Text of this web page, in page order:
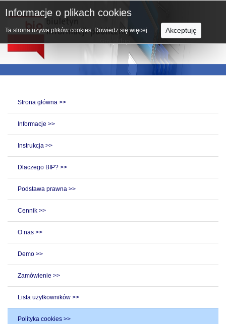
Strona główna >>
Informacje >>
Instrukcja >>
Dlaczego BIP? >>
Podstawa prawna >>
Cennik >>
O nas >>
Demo >>
Zamówienie >>
Lista użytkowników >>
Polityka cookies >>
Informacje o plikach cookies
Ta strona używa plików cookies. Dowiedz się więcej... Akceptuję